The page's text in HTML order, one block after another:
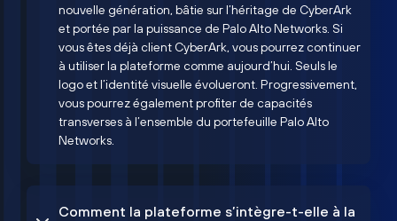
nouvelle génération, bâtie sur l’héritage de CyberArk
et portée par la puissance de Palo Alto Networks. Si
vous êtes déjà client CyberArk, vous pourrez continuer
à utiliser la plateforme comme aujourd’hui. Seuls le
logo et l’identité visuelle évolueront. Progressivement,
vous pourrez également profiter de capacités
transverses à l’ensemble du portefeuille Palo Alto
Networks.
Comment la plateforme s’intègre-t-elle à la